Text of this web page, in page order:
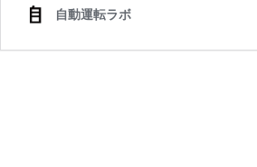
自動運転ラボ